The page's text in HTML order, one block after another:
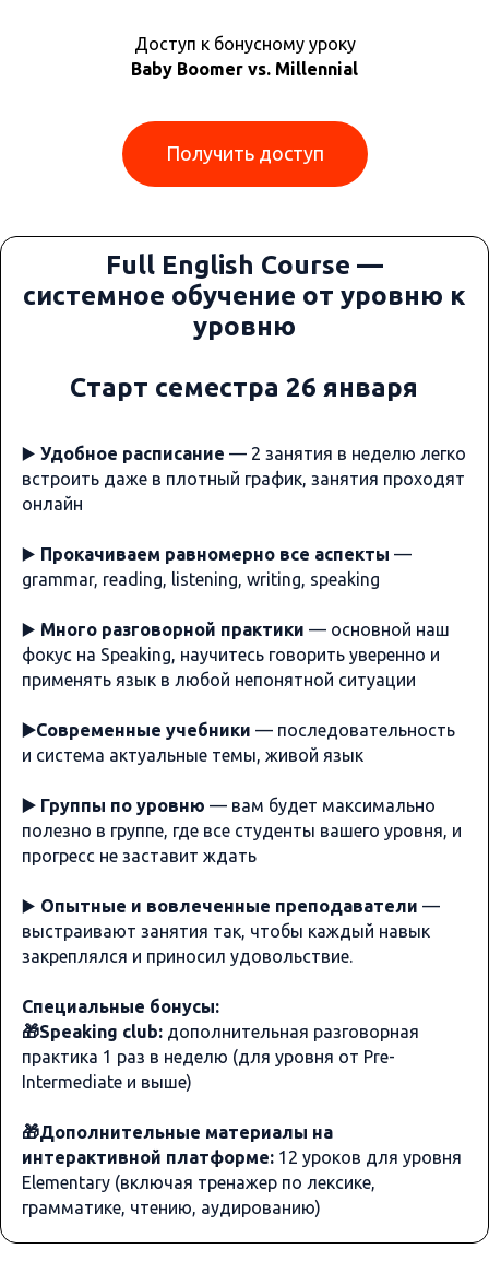
Доступ к бонусному уроку
Baby Boomer vs. Millennial
Получить доступ
Full English Course —
системное обучение от уровню к
уровню
Старт семестра 26 января
▶️ Удобное расписание — 2 занятия в неделю легко
встроить даже в плотный график, занятия проходят
онлайн
▶️ Прокачиваем равномерно все аспекты —
grammar, reading, listening, writing, speaking
▶️ Много разговорной практики — основной наш
фокус на Speaking, научитесь говорить уверенно и
применять язык в любой непонятной ситуации
▶️Современные учебники — последовательность
и система актуальные темы, живой язык
▶️ Группы по уровню — вам будет максимально
полезно в группе, где все студенты вашего уровня, и
прогресс не заставит ждать
▶️ Опытные и вовлеченные преподаватели —
выстраивают занятия так, чтобы каждый навык
закреплялся и приносил удовольствие.
Специальные бонусы:
🎁Speaking club: дополнительная разговорная
практика 1 раз в неделю (для уровня от Pre-
Intermediate и выше)
🎁Дополнительные материалы на
интерактивной платформе: 12 уроков для уровня
Elementary (включая тренажер по лексике,
грамматике, чтению, аудированию)